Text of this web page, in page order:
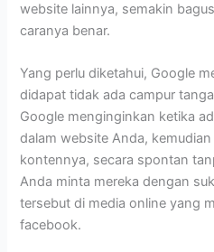
website lainnya, semakin
caranya benar.
Yang perlu diketahui, Google
didapat tidak ada campur
Google menginginkan ketika
dalam website Anda,
kontennya, secara spontan
Anda minta mereka dengan
tersebut di media online yang
facebook.